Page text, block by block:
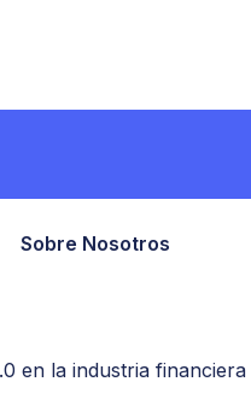
Sobre Nosotros
en la industria financiera